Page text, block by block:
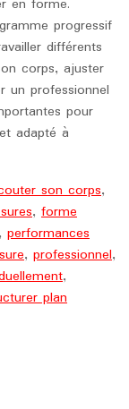
en forme.
progressif
différents
corps, ajuster
un professionnel
pour
adapté à
son corps,
, forme
, performances
, professionnel,
,
plan